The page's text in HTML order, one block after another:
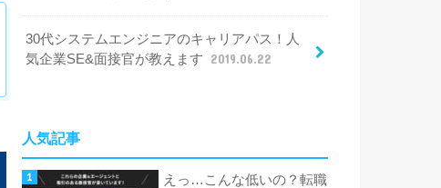
30代システムエンジニアのキャリアパス！人
気企業SE&面接官が教えます
2019.06.22
人気記事
えっ…こんな低いの？転職